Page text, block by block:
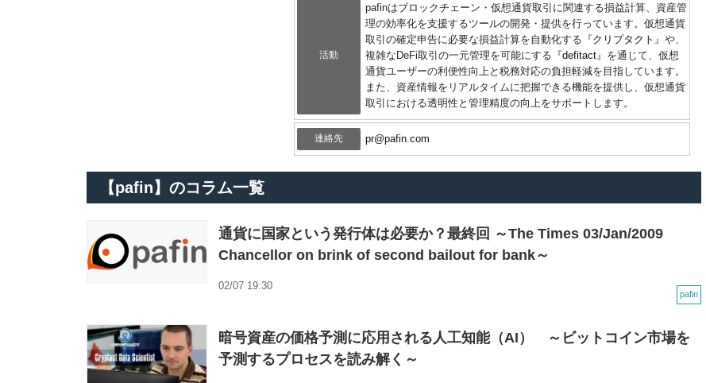
活動
pafinはブロックチェーン・仮想通貨取引に関連する損益計算、資産管
理の効率化を支援するツールの開発・提供を行っています。仮想通貨
取引の確定申告に必要な損益計算を自動化する『クリプタクト 』や、
複雑なDeFi取引の一元管理を可能にする『defitact』を通じて、仮想
通貨ユーザーの利便性向上と税務対応の負担軽減を目指しています。
また、資産情報をリアルタイムに把握できる機能を提供し、仮想通貨
取引における透明性と管理精度の向上をサポートします。
連絡先 pr@pafin.com
【pafin】のコラム一覧
通貨に国家という発行体は必要か？最終回 ～The Times 03/Jan/2009
Chancellor on brink of second bailout for bank～
pafin
02/07 19:30
暗号資産の価格予測に応用される人工知能（AI） ～ビットコイン市場を
予測するプロセスを読み解く～